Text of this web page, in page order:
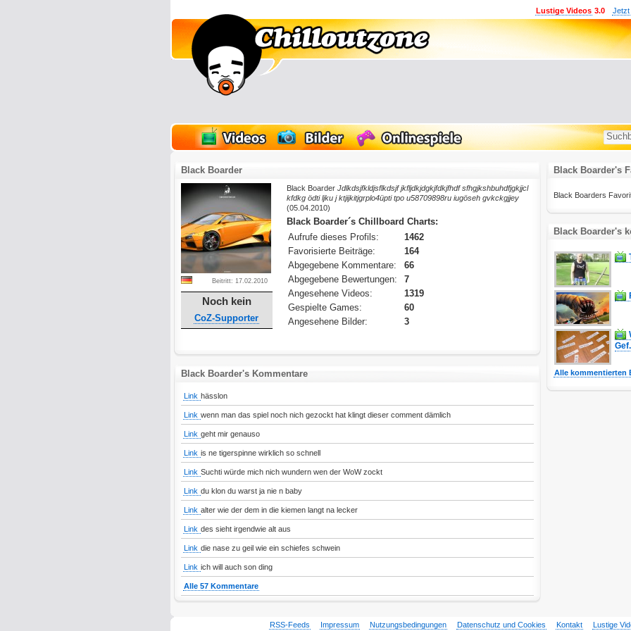
Jetzt
Lustige Videos 3.0
Black Boarder
Beitritt: 17.02.2010
Noch kein
CoZ-Supporter
Black Boarder Jdlkdsjfkldjsflkdsjf jkfljdkjdgkjfdkjfhdf sfhgjkshbuhdfjgkjjcl
kfdkg ödti ljku j ktjijkitjgrplo4üpti tpo u58709898ru iugöseh gvkckgjjey
(05.04.2010)
Black Boarder´s Chillboard Charts:
Aufrufe dieses Profils:
1462
Favorisierte Beiträge:
164
Abgegebene Kommentare:
66
Abgegebene Bewertungen:
7
Angesehene Videos:
1319
Gespielte Games:
60
Angesehene Bilder:
3
Black Boarder's Kommentare
Link hässlon
Link wenn man das spiel noch nich gezockt hat klingt dieser comment dämlich
Link geht mir genauso
Link is ne tigerspinne wirklich so schnell
Link Suchti würde mich nich wundern wen der WoW zockt
Link du klon du warst ja nie n baby
Link alter wie der dem in die kiemen langt na lecker
Link des sieht irgendwie alt aus
Link die nase zu geil wie ein schiefes schwein
Link ich will auch son ding
Alle 57 Kommentare
Black Boarder's
Black Boarders
Black Boarder's
Alle kommentierten
RSS-Feeds Impressum Nutzungsbedingungen Datenschutz und Cookies Kontakt Lustige